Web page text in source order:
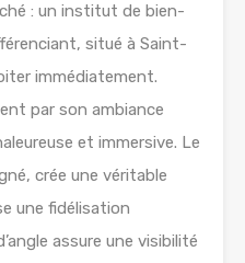
: un institut de bien-
situé à Saint-
immédiatement.
par son ambiance
et immersive. Le
crée une véritable
une fidélisation
assure une visibilité